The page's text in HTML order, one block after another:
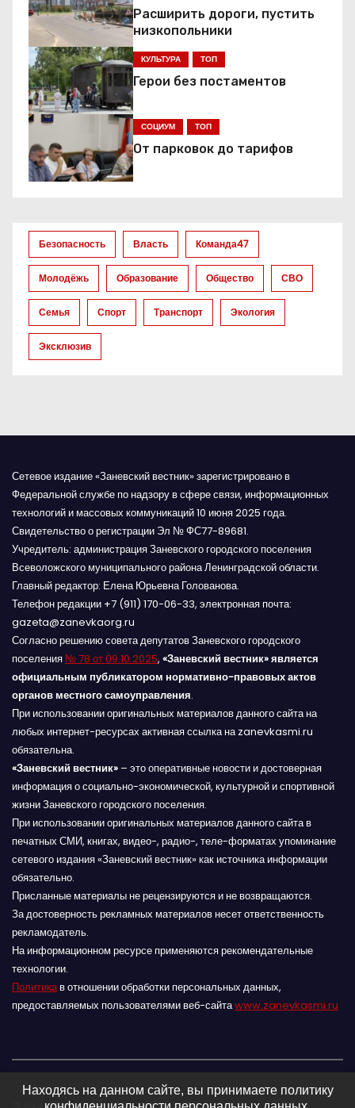
а
ц
и
я
п
о
а
п
Расширить дороги, пустить
низкопольники
КУЛЬТУРА ТОП
Герои без постаментов
СОЦИУМ ТОП
От парковок до тарифов
Безопасность Власть Команда47
Молодёжь Образование Общество СВО
Семья Спорт Транспорт Экология
Эксклюзив
Сетевое издание «Заневский вестник» зарегистрировано в
Федеральной службе по надзору в сфере связи, информационных
технологий и массовых коммуникаций 10 июня 2025 года.
Свидетельство о регистрации Эл № ФС77-89681.
Учредитель: администрация Заневского городского поселения
Всеволожского муниципального района Ленинградской области.
Главный редактор: Елена Юрьевна Голованова.
Телефон редакции +7 (911) 170-06-33, электронная почта:
gazeta@zanevkaorg.ru
Согласно решению совета депутатов Заневского городского
поселения № 78 от 09.10.2025, «Заневский вестник» является
официальным публикатором нормативно-правовых актов
органов местного самоуправления.
При использовании оригинальных материалов данного сайта на
любых интернет-ресурсах активная ссылка на zanevkasmi.ru
обязательна.
«Заневский вестник» – это оперативные новости и достоверная
информация о социально-экономической, культурной и спортивной
жизни Заневского городского поселения.
При использовании оригинальных материалов данного сайта в
печатных СМИ, книгах, видео-, радио-, теле-форматах упоминание
сетевого издания «Заневский вестник» как источника информации
обязательно.
Присланные материалы не рецензируются и не возвращаются.
За достоверность рекламных материалов несет ответственность
рекламодатель.
На информационном ресурсе применяются рекомендательные
технологии.
Политикав отношении обработки персональных данных,
предоставляемых пользователями веб-сайтаwww.zanevkasmi.ru
Находясь на данном сайте, вы принимаете политику